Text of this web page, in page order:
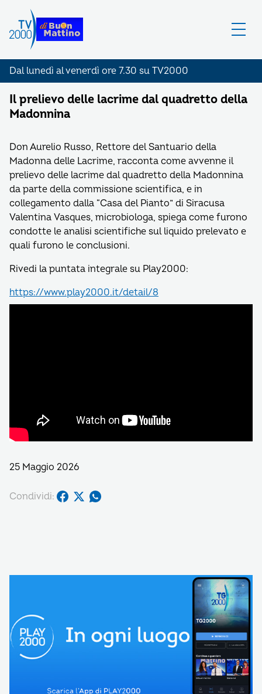
Dal lunedì al venerdì ore 7.30 su TV2000
Il prelievo delle lacrime dal quadretto della
Madonnina
Don Aurelio Russo, Rettore del Santuario della
Madonna delle Lacrime, racconta come avvenne il
prelievo delle lacrime dal quadretto della Madonnina
da parte della commissione scientifica, e in
collegamento dalla “Casa del Pianto” di Siracusa
Valentina Vasques, microbiologa, spiega come furono
condotte le analisi scientifiche sul liquido prelevato e
quali furono le conclusioni.
Rivedi la puntata integrale su Play2000:
https://www.play2000.it/detail/8
25 Maggio 2026
Condividi: